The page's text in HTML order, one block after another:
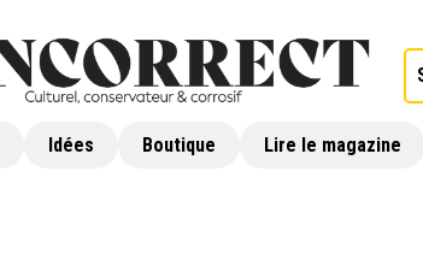
Idées Boutique Lire le magazine